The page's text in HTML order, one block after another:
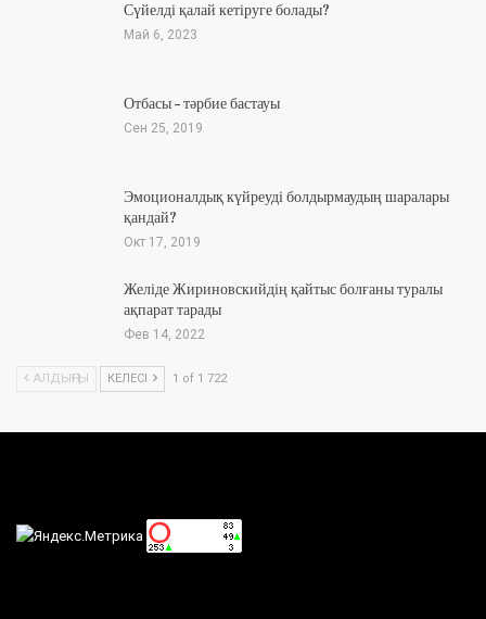
Сүйелді қалай кетіруге болады?
Май 6, 2023
Отбасы – тәрбие бастауы
Сен 25, 2019
Эмоционалдық күйреуді болдырмаудың шаралары
қандай?
Окт 17, 2019
Желіде Жириновскийдің қайтыс болғаны туралы
ақпарат тарады
Фев 14, 2022
АЛДЫҢҒЫ КЕЛЕСІ 1 of 1 722